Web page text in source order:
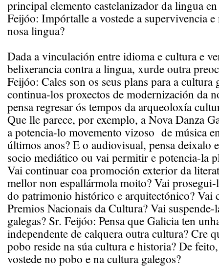
principal elemento castelanizador da lingua
Feijóo: Impórtalle a vostede a supervivencia
nosa lingua?
Dada a vinculación entre idioma e cultura e
belixerancia contra a lingua, xurde outra
Feijóo: Cales son os seus plans para a cultura
continua-los proxectos de modernización da
pensa regresar ós tempos da arqueoloxía
Que lle parece, por exemplo, a Nova Danza
a potencia-lo movemento vizoso de música
últimos anos? E o audiovisual, pensa deixalo
socio mediático ou vai permitir e potencia-la
Vai continuar coa promoción exterior da
mellor non espallármola moito? Vai
do patrimonio histórico e arquitectónico? Vai
Premios Nacionais da Cultura? Vai suspende-
galegas? Sr. Feijóo: Pensa que Galicia ten
independente de calquera outra cultura? Cre
pobo reside na súa cultura e historia? De
vostede no pobo e na cultura galegos?